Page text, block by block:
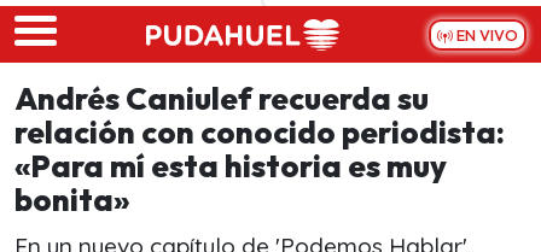
Skip to main content
EN VIVO
Andrés Caniulef recuerda su
relación con conocido periodista:
«Para mí esta historia es muy
bonita»
En un nuevo capítulo de 'Podemos Hablar',